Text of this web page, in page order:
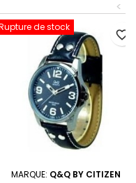
<
de stock
MARQUE: Q&Q BY CITIZEN
favorite_border